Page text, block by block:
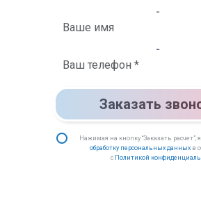
Заказать
Нажимая на кнопку “Заказать расчет”,
обработку персональных данныхв
с Политикой